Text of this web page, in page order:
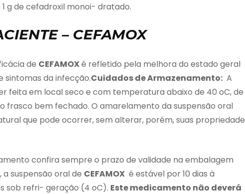
g de cefadroxil monoi- dratado.
– CEFAMOX
de CEFAMOXé refletido pela melhora do estado geral
sintomas da infecção.Cuidados de Armazenamento: A
feita em local seco e com temperatura abaixo de 40 oC, de
frasco bem fechado. O amarelamento da suspensão oral
que pode ocorrer, sem alterar, porém, suas
confira sempre o prazo de validade na embalagem
suspensão oral de CEFAMOX é estável por 10 dias à
sob refri- geração (4 oC). Este medicamento não deverá